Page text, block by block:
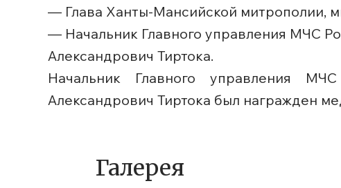
— Глава Ханты-Мансийской митрополии,
— Начальник Главного управления МЧС
Александрович Тиртока.
Начальник Главного управления
Александрович Тиртока был награжден
Галерея